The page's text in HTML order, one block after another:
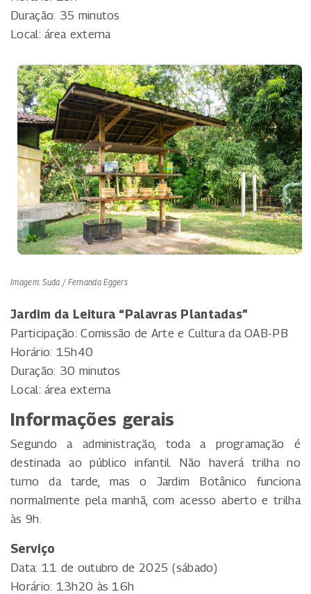
Duração: 35 minutos
Local: área externa
Imagem: Suda / Fernanda Eggers
Jardim da Leitura “Palavras Plantadas”
Participação: Comissão de Arte e Cultura da OAB-PB
Horário: 15h40
Duração: 30 minutos
Local: área externa
Informações gerais
Segundo a administração, toda a programação é
destinada ao público infantil. Não haverá trilha no
turno da tarde, mas o Jardim Botânico funciona
normalmente pela manhã, com acesso aberto e trilha
às 9h.
Serviço
Data: 11 de outubro de 2025 (sábado)
Horário: 13h20 às 16h